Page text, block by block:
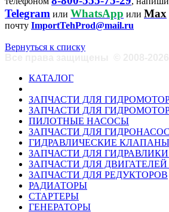
Telegram или WhatsApp или Max
почту ImportTehProd@mail.ru
Вернуться к списку
КАТАЛОГ
ЗАПЧАСТИ ДЛЯ
ЗАПЧАСТИ ДЛЯ
ПИЛОТНЫЕ НАСОСЫ
ЗАПЧАСТИ ДЛЯ
ГИДРАВЛИЧЕСКИЕ КЛАПАНЫ
ЗАПЧАСТИ ДЛЯ ГИДРАВЛИКИ
ЗАПЧАСТИ ДЛЯ ДВИГАТЕЛЕЙ
ЗАПЧАСТИ ДЛЯ РЕДУКТОРОВ
РАДИАТОРЫ
СТАРТЕРЫ
ГЕНЕРАТОРЫ